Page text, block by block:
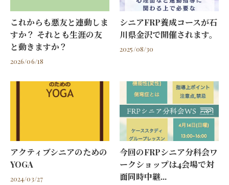
これからも悪友と連動しま
すか？ それとも生涯の友
と動きますか？
2026/06/18
シニアFRP養成コースが石
川県金沢で開催されます。
2025/08/30
アクティブシニアのための
YOGA
2024/03/27
今回のFRPシニア分科会ワ
ークショップは4会場で対
面同時中継...